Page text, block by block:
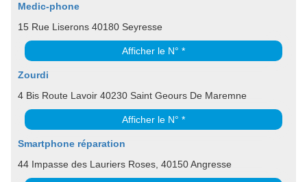
Medic-phone
15 Rue Liserons 40180 Seyresse
Afficher le N° *
Zourdi
4 Bis Route Lavoir 40230 Saint Geours De Maremne
Afficher le N° *
Smartphone réparation
44 Impasse des Lauriers Roses, 40150 Angresse